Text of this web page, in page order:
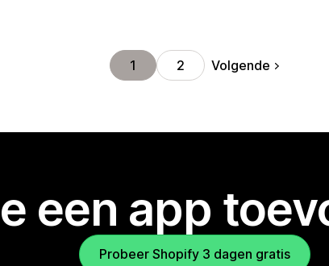
1 2 Volgende
een app
Probeer Shopify 3 dagen gratis